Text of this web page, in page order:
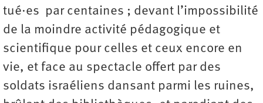
tué·es par centaines ; devant l’impossibilité
de la moindre activité pédagogique et
scientifique pour celles et ceux encore en
vie, et face au spectacle offert par des
soldats israéliens dansant parmi les ruines,